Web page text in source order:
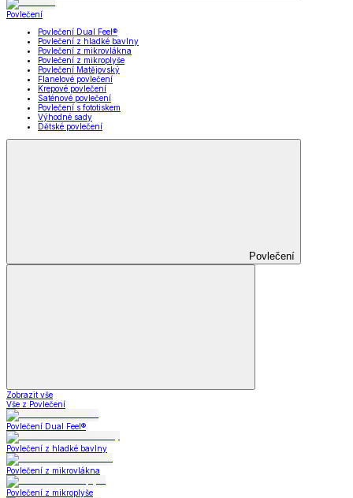
Povlečení
Povlečení Dual Feel®
Povlečení z hladké bavlny
Povlečení z mikrovlákna
Povlečení z mikroplyše
Povlečení Matějovský
Flanelové povlečení
Krepové povlečení
Saténové povlečení
Povlečení s fototiskem
Výhodné sady
Dětské povlečení
Povlečení
Zobrazit vše
Vše z Povlečení
Povlečení Dual Feel®
Povlečení z hladké bavlny
Povlečení z mikrovlákna
Povlečení z mikroplyše